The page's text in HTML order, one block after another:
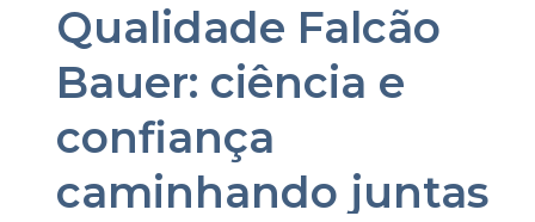
Qualidade Falcão
Bauer: ciência e
confiança
caminhando juntas